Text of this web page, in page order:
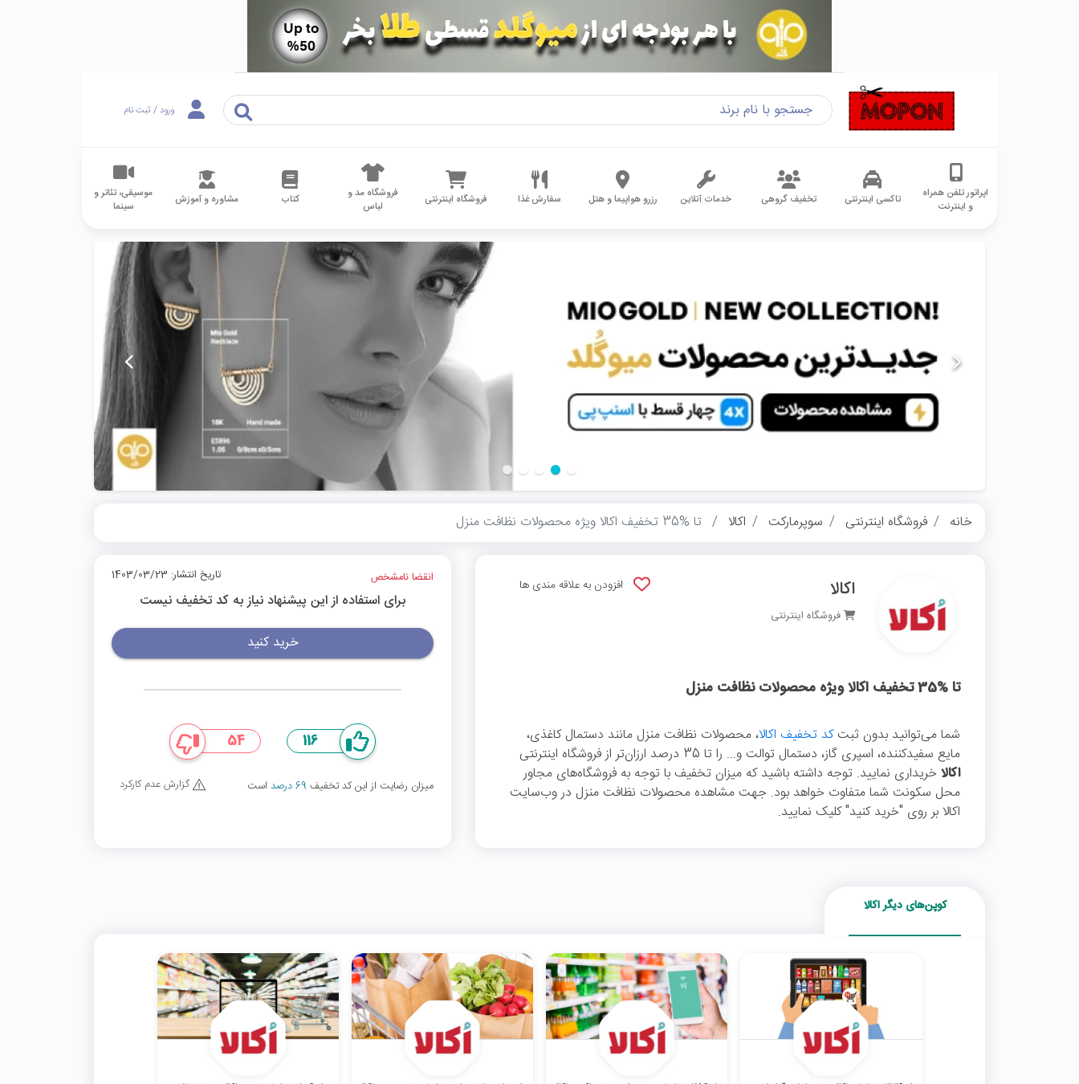
ورود / ثبت نام
اپراتور تلفن همراه
و اینترنت
تاکسی اینترنتی تخفیف گروهی خدمات آنلاین رزرو هواپیما و هتل سفارش غذا فروشگاه اینترنتی
فروشگاه مد و
لباس
کتاب مشاوره و آموزش
موسیقی، تئاتر و
سینما
خانه فروشگاه اینترنتی سوپرمارکت اکالا تا %35 تخفیف اکالا ویژه محصولات نظافت منزل
اکالا
فروشگاه اینترنتی
افزودن به علاقه مندی ها
تا %35 تخفیف اکالا ویژه محصولات نظافت منزل
شما می‌توانید بدون ثبتکد تخفیف اکالا، محصولات نظافت منزل مانند دستمال کاغذی،
مایع سفیدکننده، اسپری گاز، دستمال توالت و... را تا 35 درصد ارزان‌تر از فروشگاه اینترنتی
اکالا خریداری نمایید. توجه داشته باشید که میزان تخفیف با توجه به فروشگاه‌های مجاور
محل سکونت شما متفاوت خواهد بود. جهت مشاهده محصولات نظافت منزل در وب‌سایت
اکالا بر روی "خرید کنید" کلیک نمایید.
انقضا نامشخص تاریخ انتشار: 1403/03/23
برای استفاده از این پیشنهاد نیاز به کد تخفیف نیست
خرید کنید
116
54
میزان رضایت از این کد تخفیف 69 درصد است گزارش عدم کارکرد
کوپن‌های دیگر اکالا